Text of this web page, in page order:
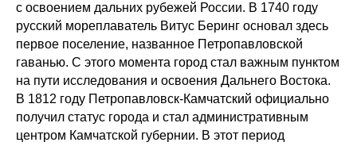
с освоением дальних рубежей России. В 1740 году
русский мореплаватель Витус Беринг основал здесь
первое поселение, названное Петропавловской
гаванью. С этого момента город стал важным пунктом
на пути исследования и освоения Дальнего Востока.
В 1812 году Петропавловск-Камчатский официально
получил статус города и стал административным
центром Камчатской губернии. В этот период